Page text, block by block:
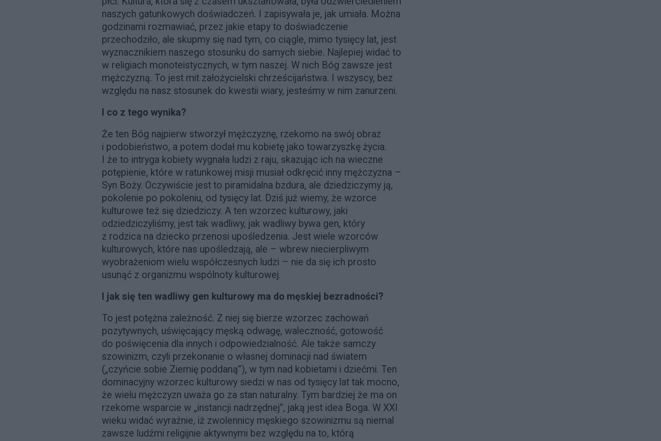
naszych gatunkowych doświadczeń. I zapisywała je, jak umiała. Można
godzinami rozmawiać, przez jakie etapy to doświadczenie
przechodziło, ale skupmy się nad tym, co ciągle, mimo tysięcy lat, jest
wyznacznikiem naszego stosunku do samych siebie. Najlepiej widać to
w religiach monoteistycznych, w tym naszej. W nich Bóg zawsze jest
mężczyzną. To jest mit założycielski chrześcijaństwa. I wszyscy, bez
względu na nasz stosunek do kwestii wiary, jesteśmy w nim zanurzeni.
I co z tego wynika?
Że ten Bóg najpierw stworzył mężczyznę, rzekomo na swój obraz
i podobieństwo, a potem dodał mu kobietę jako towarzyszkę życia.
I że to intryga kobiety wygnała ludzi z raju, skazując ich na wieczne
potępienie, które w ratunkowej misji musiał odkręcić inny mężczyzna –
Syn Boży. Oczywiście jest to piramidalna bzdura, ale dziedziczymy ją,
pokolenie po pokoleniu, od tysięcy lat. Dziś już wiemy, że wzorce
kulturowe też się dziedziczy. A ten wzorzec kulturowy, jaki
odziedziczyliśmy, jest tak wadliwy, jak wadliwy bywa gen, który
z rodzica na dziecko przenosi upośledzenia. Jest wiele wzorców
kulturowych, które nas upośledzają, ale – wbrew niecierpliwym
wyobrażeniom wielu współczesnych ludzi – nie da się ich prosto
usunąć z organizmu wspólnoty kulturowej.
I jak się ten wadliwy gen kulturowy ma do męskiej bezradności?
To jest potężna zależność. Z niej się bierze wzorzec zachowań
pozytywnych, uświęcający męską odwagę, waleczność, gotowość
do poświęcenia dla innych i odpowiedzialność. Ale także samczy
szowinizm, czyli przekonanie o własnej dominacji nad światem
(„czyńcie sobie Ziemię poddaną”), w tym nad kobietami i dziećmi. Ten
dominacyjny wzorzec kulturowy siedzi w nas od tysięcy lat tak mocno,
że wielu mężczyzn uważa go za stan naturalny. Tym bardziej że ma on
rzekome wsparcie w „instancji nadrzędnej”, jaką jest idea Boga. W XXI
wieku widać wyraźnie, iż zwolennicy męskiego szowinizmu są niemal
zawsze ludźmi religijnie aktywnymi bez względu na to, którą